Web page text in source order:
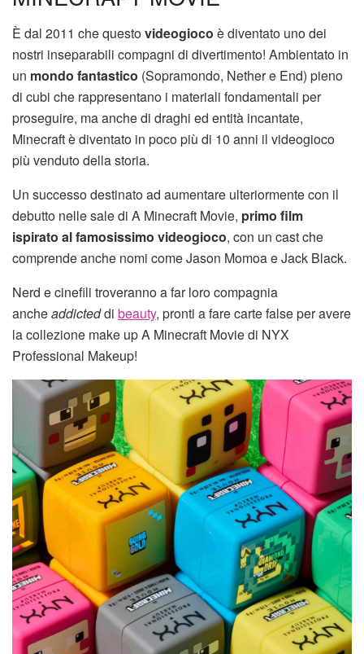
È dal 2011 che questovideogioco è diventato uno dei
nostri inseparabili compagni di divertimento! Ambientato in
un mondo fantastico (Sopramondo, Nether e End) pieno
di cubi che rappresentano i materiali fondamentali per
proseguire, ma anche di draghi ed entità incantate,
Minecraft è diventato in poco più di 10 anni il videogioco
più venduto della storia.
Un successo destinato ad aumentare ulteriormente con il
debutto nelle sale di A Minecraft Movie, primo film
ispirato al famosissimo videogioco, con un cast che
comprende anche nomi come Jason Momoa e Jack Black.
Nerd e cinefili troveranno a far loro compagnia
ancheaddicteddi beauty, pronti a fare carte false per avere
la collezione make up A Minecraft Movie di NYX
Professional Makeup!